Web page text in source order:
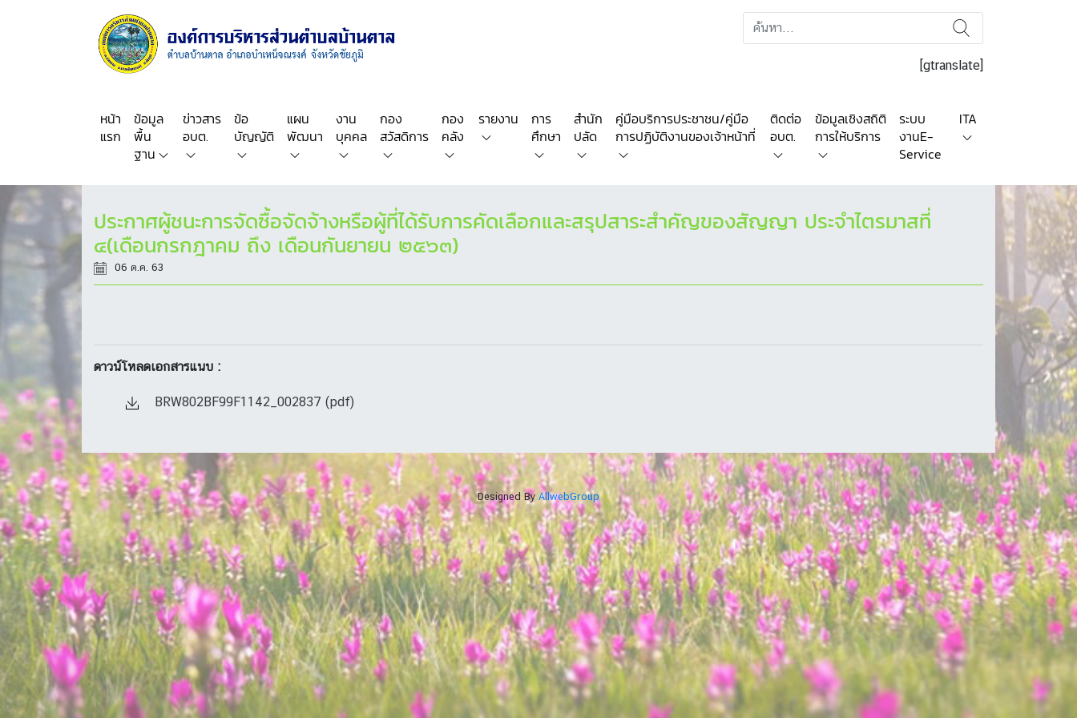
[gtranslate]
หน้า
แรก
ข้อมูล
พื้น
ฐาน
ข่าวสาร
อบต.
ข้อ
บัญญัติ
แผน
พัฒนา
งาน
บุคคล
กอง
สวัสดิการ
กอง
คลัง
รายงาน
การ
ศึกษา
สำนัก
ปลัด
คู่มือบริการประชาชน/คู่มือ
การปฏิบัติงานของเจ้าหน้าที่
ติดต่อ
อบต.
ข้อมูลเชิงสถิติ
การให้บริการ
ระบบ
งานE-
Service
ITA
ประกาศผู้ชนะการจัดซื้อจัดจ้างหรือผู้ที่ได้รับการคัดเลือกและสรุปสาระสำคัญของสัญญา ประจำไตรมาสที่
๔(เดือนกรกฎาคม ถึง เดือนกันยายน ๒๕๖๓)
06 ต.ค. 63
ดาวน์โหลดเอกสารแนบ :
BRW802BF99F1142_002837 (pdf)
Designed By AllwebGroup